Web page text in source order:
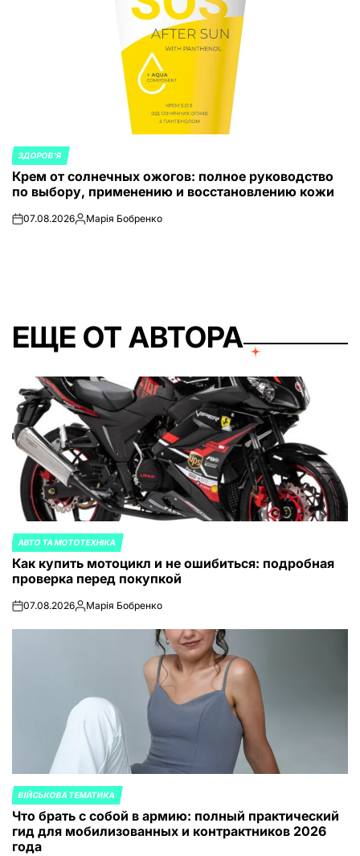
ОПУБЛИКОВАНО
В
ЗДОРОВ'Я
Крем от солнечных ожогов: полное руководство
по выбору, применению и восстановлению кожи
on07.08.2026Запись
Марія Бобренко
ЕЩЕ ОТ АВТОРА
ОПУБЛИКОВАНО
В
АВТО ТА МОТОТЕХНІКА
Как купить мотоцикл и не ошибиться: подробная
проверка перед покупкой
on07.08.2026Запись
Марія Бобренко
ОПУБЛИКОВАНО
В
ВІЙСЬКОВА ТЕМАТИКА
Что брать с собой в армию: полный практический
гид для мобилизованных и контрактников 2026
года